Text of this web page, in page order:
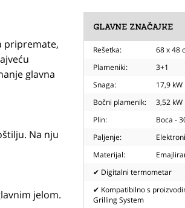
pripremate,
glavna
Na nju
jelom.
GLAVNE ZNAČAJKE
Rešetka:
68 x 48
Plameniki:
3+1
Snaga:
17,9 kW
Bočni plamenik:
3,52 kW
Plin:
Boca -
Paljenje:
Materijal:
✔ Digitalni termometar
✔ Kompatibilno s
Grilling System